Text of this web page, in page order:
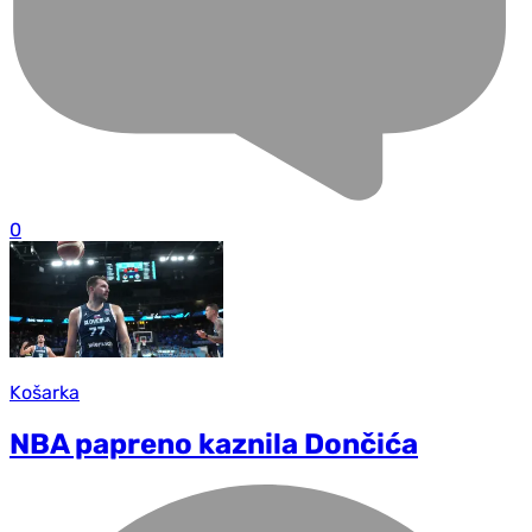
0
Košarka
NBA papreno kaznila Dončića